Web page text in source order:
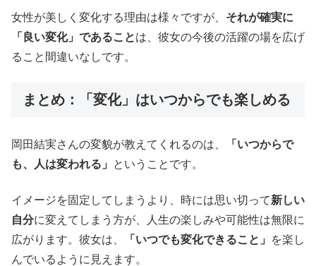
女性が美しく変化する理由は様々ですが、 それが確実に
「良い変化」であることは、彼女の今後の活躍の場を広げ
ること間違いなしです。
まとめ：「変化」はいつからでも楽しめる
岡田結実さんの変貌が教えてくれるのは、
「いつからで
も、人は変われる」
ということです。
イメージを固定してしまうより、時には思い切って新しい
自分に変えてしまう方が、人生の楽しみや可能性は無限に
広がります。彼女は、
「いつでも変化できること」
を楽し
んでいるように見えます。